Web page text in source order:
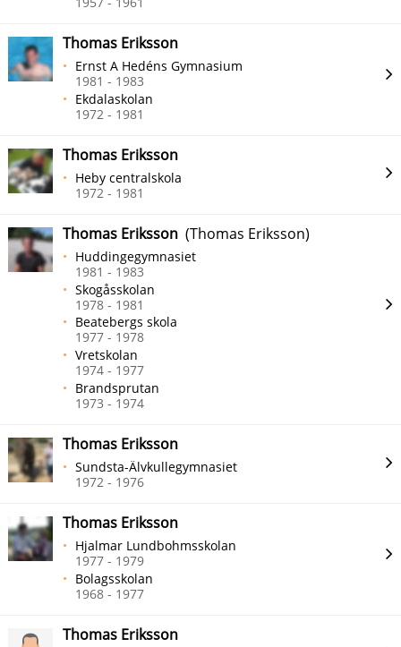
Thomas Eriksson
Ernst A Hedéns Gymnasium
1981 - 1983
Ekdalaskolan
1972 - 1981
Thomas Eriksson
Heby centralskola
1972 - 1981
Thomas Eriksson (Thomas Eriksson)
Huddingegymnasiet
1981 - 1983
Skogåsskolan
1978 - 1981
Beatebergs skola
1977 - 1978
Vretskolan
1974 - 1977
Brandsprutan
1973 - 1974
Thomas Eriksson
Sundsta-Älvkullegymnasiet
1972 - 1976
Thomas Eriksson
Hjalmar Lundbohmsskolan
1977 - 1979
Bolagsskolan
1968 - 1977
Thomas Eriksson